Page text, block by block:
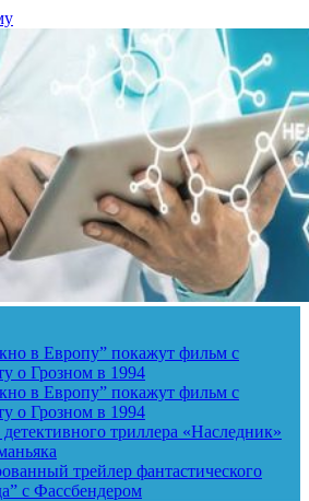
в Европу” покажут фильм с
о Грозном в 1994
в Европу” покажут фильм с
о Грозном в 1994
триллера «Наследник»
трейлер фантастического
с Фассбендером